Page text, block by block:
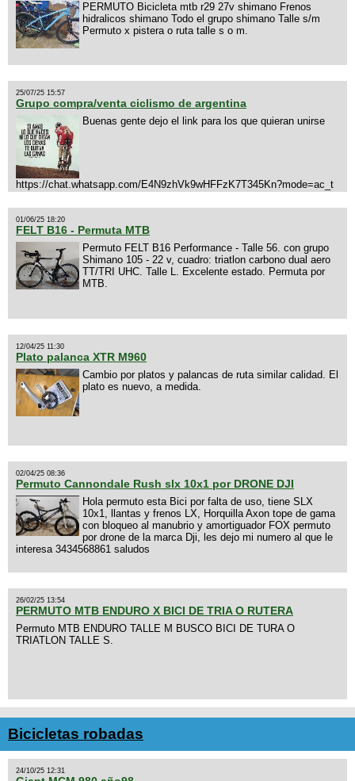
PERMUTO Bicicleta mtb r29 27v shimano Frenos
hidralicos shimano Todo el grupo shimano Talle s/m
Permuto x pistera o ruta talle s o m.
25/07/25 15:57
Grupo compra/venta ciclismo de argentina
Buenas gente dejo el link para los que quieran unirse
https://chat.whatsapp.com/E4N9zhVk9wHFFzK7T345Kn?mode=ac_t
01/06/25 18:20
FELT B16 - Permuta MTB
Permuto FELT B16 Performance - Talle 56. con grupo
Shimano 105 - 22 v, cuadro: triatlon carbono dual aero
TT/TRI UHC. Talle L. Excelente estado. Permuta por
MTB.
12/04/25 11:30
Plato palanca XTR M960
Cambio por platos y palancas de ruta similar calidad. El
plato es nuevo, a medida.
02/04/25 08:36
Permuto Cannondale Rush slx 10x1 por DRONE DJI
Hola permuto esta Bici por falta de uso, tiene SLX
10x1, llantas y frenos LX, Horquilla Axon tope de gama
con bloqueo al manubrio y amortiguador FOX permuto
por drone de la marca Dji, les dejo mi numero al que le
interesa 3434568861 saludos
26/02/25 13:54
PERMUTO MTB ENDURO X BICI DE TRIA O RUTERA
Permuto MTB ENDURO TALLE M BUSCO BICI DE TURA O
TRIATLON TALLE S.
Bicicletas robadas
24/10/25 12:31